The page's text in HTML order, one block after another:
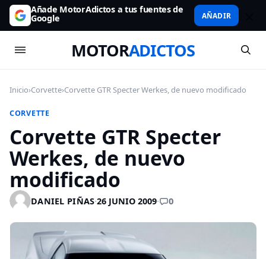
Añade MotorAdictos a tus fuentes de
Google AÑADIR
MOTORADICTOS
Inicio›Corvette›Corvette GTR Specter Werkes, de nuevo modificado
CORVETTE
Corvette GTR Specter
Werkes, de nuevo
modificado
DANIEL PIÑAS·26 JUNIO 2009· 0